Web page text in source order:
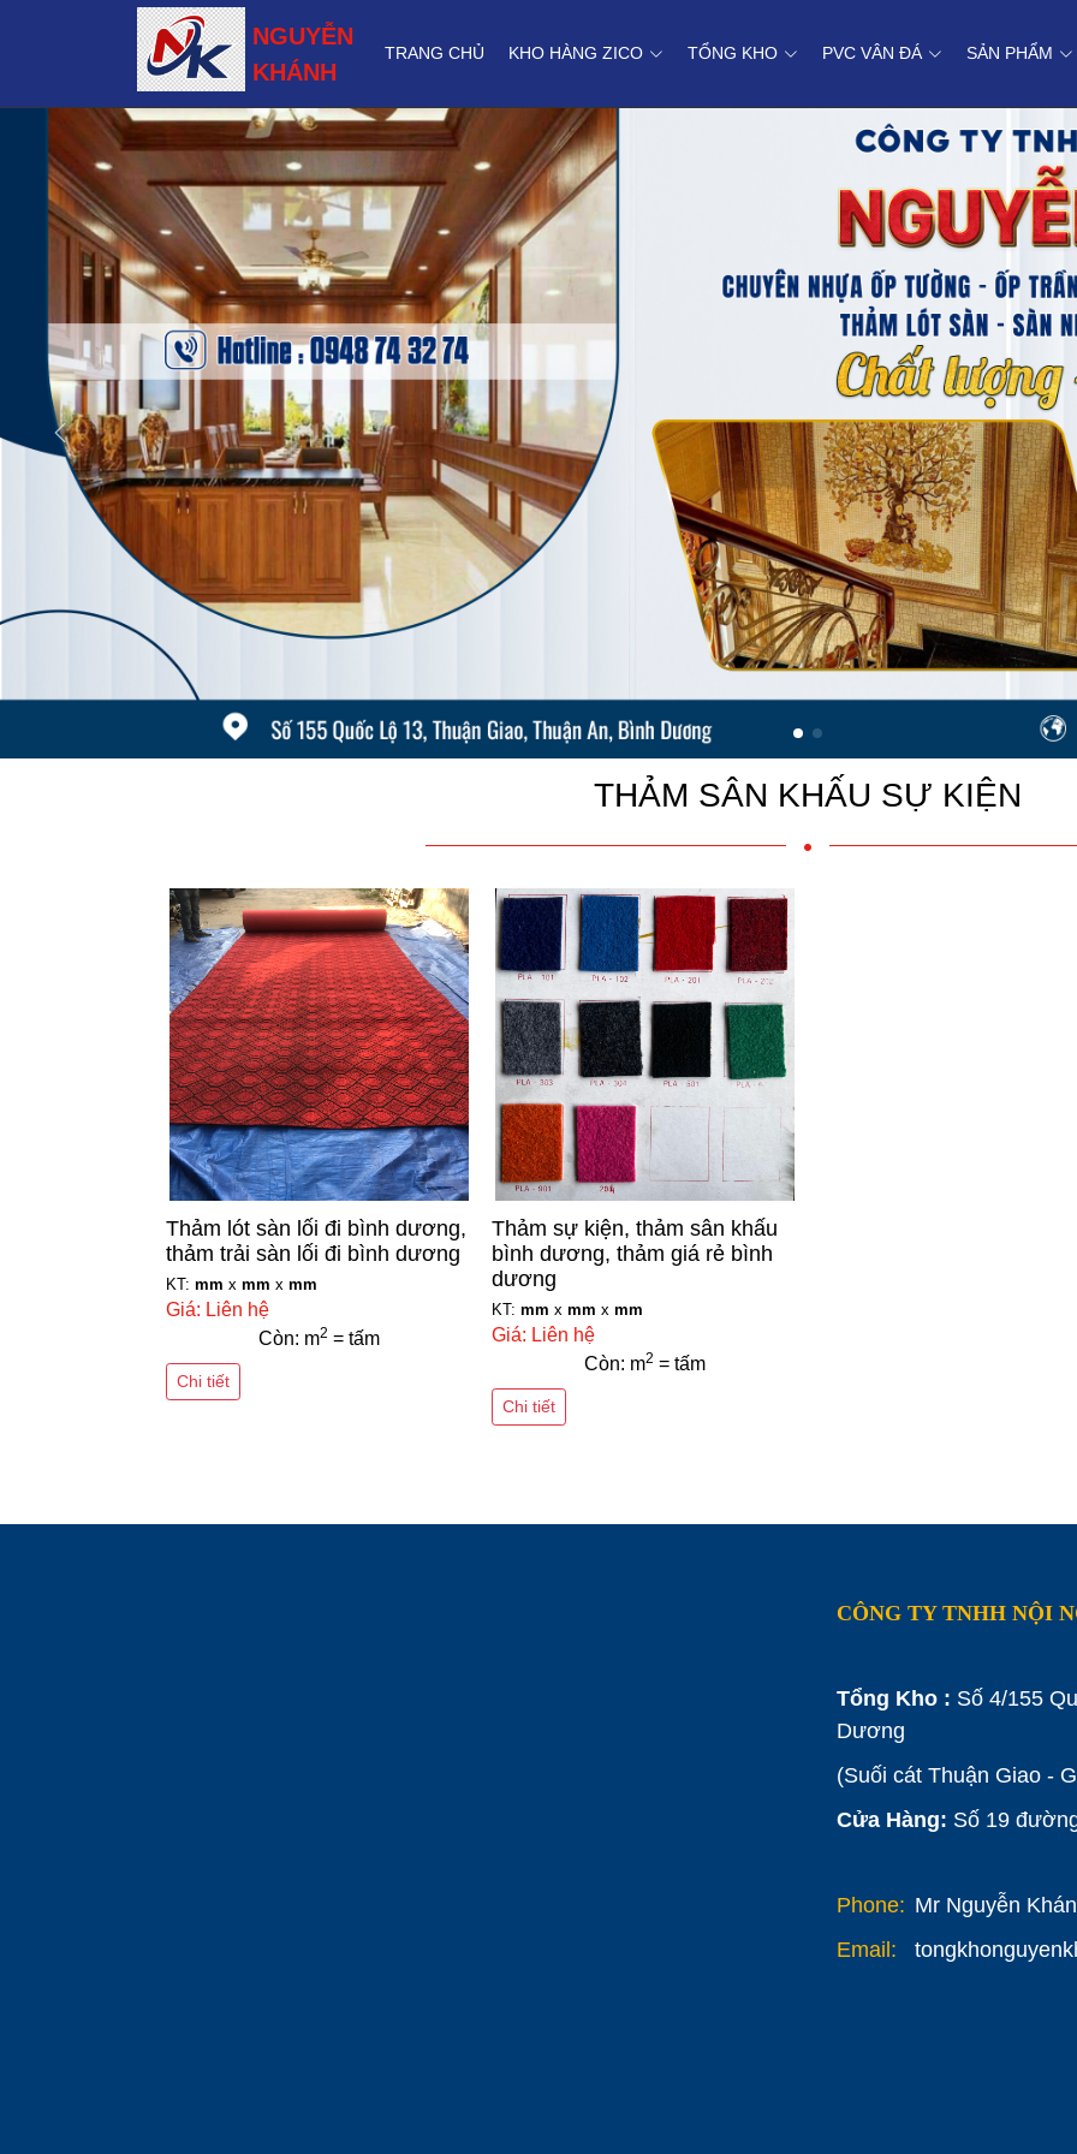
NGUYỄN
KHÁNH
TRANG CHỦ KHO HÀNG ZICO TỔNG KHO PVC VÂN ĐÁ SẢN PHẨM
THẢM SÂN KHẤU SỰ KIỆN
Thảm lót sàn lối đi bình dương,
thảm trải sàn lối đi bình dương
KT: mm x mm x mm
Giá: Liên hệ
Còn: m2 = tấm
Chi tiết
Thảm sự kiện, thảm sân khấu
bình dương, thảm giá rẻ bình
dương
KT: mm x mm x mm
Giá: Liên hệ
Còn: m2 = tấm
Chi tiết
CÔNG TY TNHH NỘI
Tổng Kho : Số 4/155
Dương
(Suối cát Thuận Giao -
Cửa Hàng: Số 19
Phone: Mr Nguyễn
Email: